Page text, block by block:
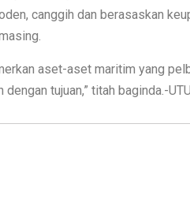
canggih dan berasaskan
aset-aset maritim yang
tujuan,” titah baginda.-